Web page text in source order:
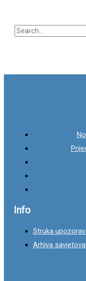
P
r
Info
Struka
Arhiva